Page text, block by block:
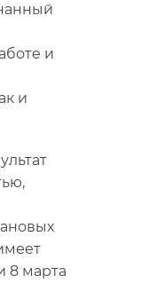
и
и
8 марта